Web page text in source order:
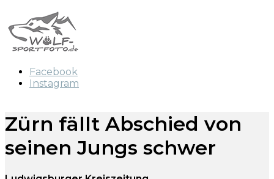
Facebook
Instagram
Zürn fällt Abschied von
seinen Jungs schwer